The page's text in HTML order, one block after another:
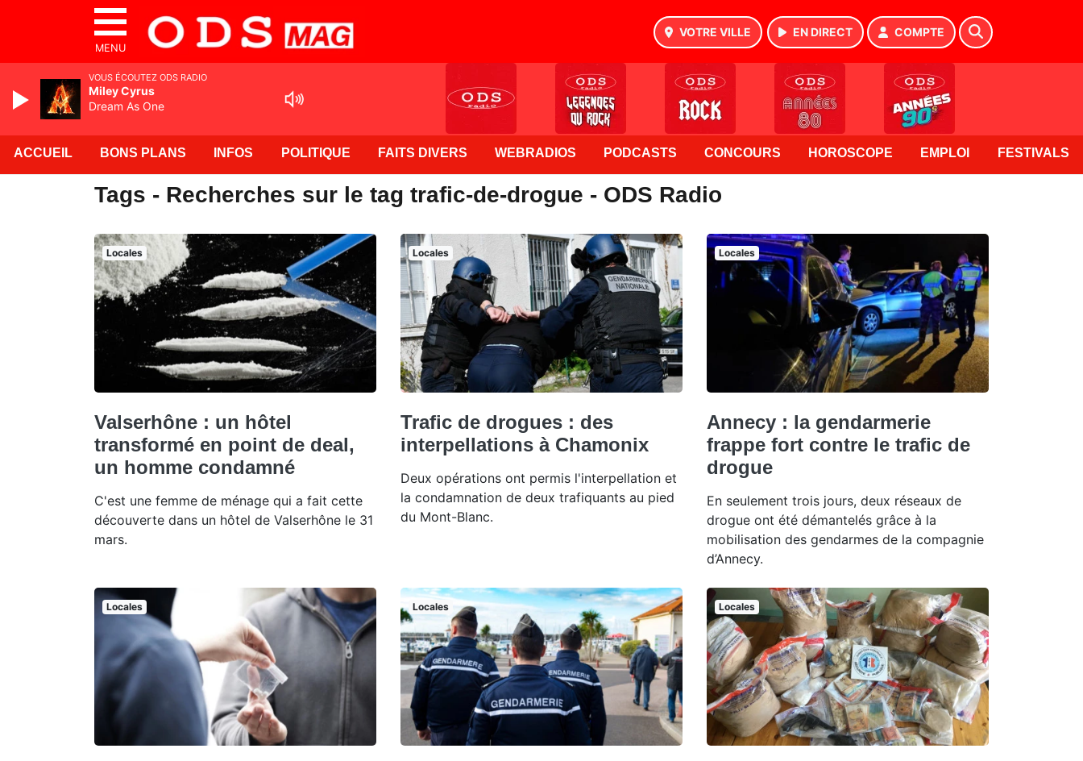
MENU
VOTRE VILLE EN DIRECT COMPTE
ACCUEIL BONS PLANS INFOS POLITIQUE FAITS DIVERS WEBRADIOS PODCASTS CONCOURS HOROSCOPE EMPLOI FESTIVALS
Tags - Recherches sur le tag trafic-de-drogue - ODS Radio
Locales
Valserhône : un hôtel
transformé en point de deal,
un homme condamné
C'est une femme de ménage qui a fait cette
découverte dans un hôtel de Valserhône le 31
mars.
Locales
Trafic de drogues : des
interpellations à Chamonix
Deux opérations ont permis l'interpellation et
la condamnation de deux trafiquants au pied
du Mont-Blanc.
Locales
Annecy : la gendarmerie
frappe fort contre le trafic de
drogue
En seulement trois jours, deux réseaux de
drogue ont été démantelés grâce à la
mobilisation des gendarmes de la compagnie
d’Annecy.
Locales Locales Locales
VOUS ÉCOUTEZ ODS RADIO
Miley Cyrus
Dream As One